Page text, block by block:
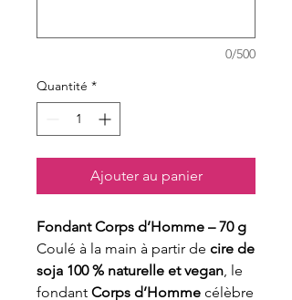
0/500
Quantité *
Ajouter au panier
Fondant Corps d’Homme – 70 g
Coulé à la main à partir de cire de
soja 100 % naturelle et vegan, le
fondant Corps d’Homme célèbre